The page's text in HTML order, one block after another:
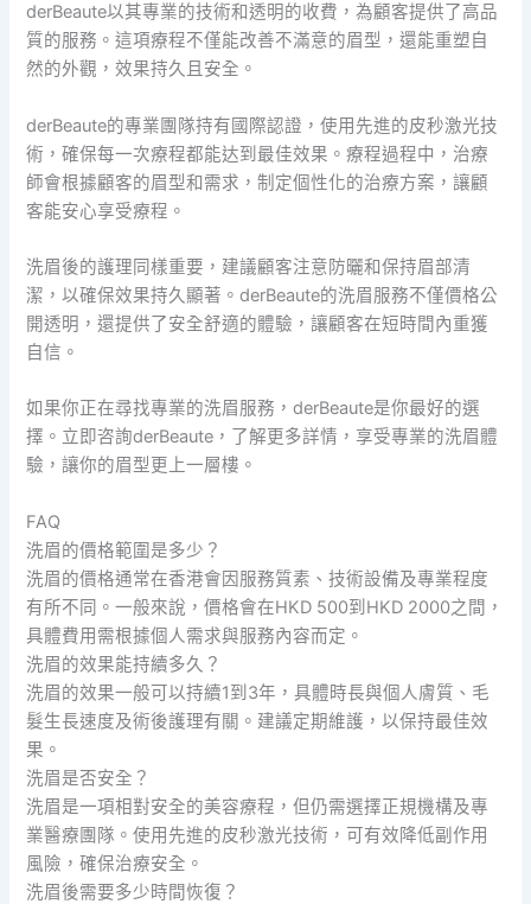
derBeaute以其專業的技術和透明的收費，為顧客提供了高品
質的服務。這項療程不僅能改善不滿意的眉型，還能重塑自
然的外觀，效果持久且安全。
derBeaute的專業團隊持有國際認證，使用先進的皮秒激光技
術，確保每一次療程都能达到最佳效果。療程過程中，治療
師會根據顧客的眉型和需求，制定個性化的治療方案，讓顧
客能安心享受療程。
洗眉後的護理同樣重要，建議顧客注意防曬和保持眉部清
潔，以確保效果持久顯著。derBeaute的洗眉服務不僅價格公
開透明，還提供了安全舒適的體驗，讓顧客在短時間內重獲
自信。
如果你正在尋找專業的洗眉服務，derBeaute是你最好的選
擇。立即咨詢derBeaute，了解更多詳情，享受專業的洗眉體
驗，讓你的眉型更上一層樓。
FAQ
洗眉的價格範圍是多少？
洗眉的價格通常在香港會因服務質素、技術設備及專業程度
有所不同。一般來說，價格會在HKD 500到HKD 2000之間，
具體費用需根據個人需求與服務內容而定。
洗眉的效果能持續多久？
洗眉的效果一般可以持續1到3年，具體時長與個人膚質、毛
髮生長速度及術後護理有關。建議定期維護，以保持最佳效
果。
洗眉是否安全？
洗眉是一項相對安全的美容療程，但仍需選擇正規機構及專
業醫療團隊。使用先進的皮秒激光技術，可有效降低副作用
風險，確保治療安全。
洗眉後需要多少時間恢復？